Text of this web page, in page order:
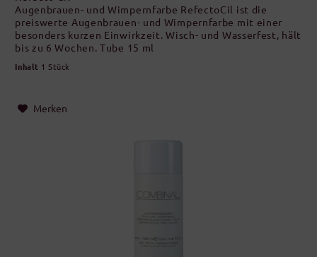
Augenbrauen- und Wimpernfarbe RefectoCil ist die
preiswerte Augenbrauen- und Wimpernfarbe mit einer
besonders kurzen Einwirkzeit. Wisch- und Wasserfest, hält
bis zu 6 Wochen. Tube 15 ml
Inhalt 1 Stück
Merken